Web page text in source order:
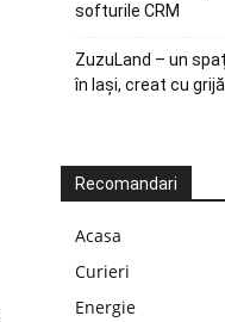
softurile CRM
ZuzuLand – un
în Iași, creat cu
Recomandari
Acasa
Curieri
Energie